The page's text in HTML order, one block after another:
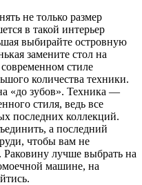
не только размер
в такой интерьер
выбирайте островную
замените стол на
стиле
количества техники.
«до зубов». Техника —
стиля, ведь все
последних коллекций.
а последний
чтобы вам не
Раковину лучше выбрать на
машине, на